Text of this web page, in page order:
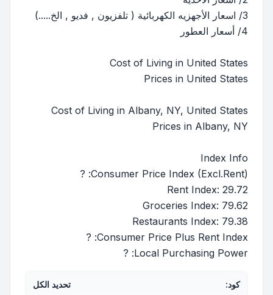
3/ اسعار الأجهزيه الكهربائية ( تلفزيون , فديو , الخ.....)
4/ أسعار العطور
Cost of Living in United States
Prices in United States
Cost of Living in Albany, NY, United States
Prices in Albany, NY
Index Info
Consumer Price Index (Excl.Rent): ?
Rent Index: 29.72
Groceries Index: 79.62
Restaurants Index: 79.38
Consumer Price Plus Rent Index: ?
Local Purchasing Power: ?
كود: تحديد الكل